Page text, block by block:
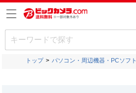
トップ パソコン・周辺機器・PCソフト